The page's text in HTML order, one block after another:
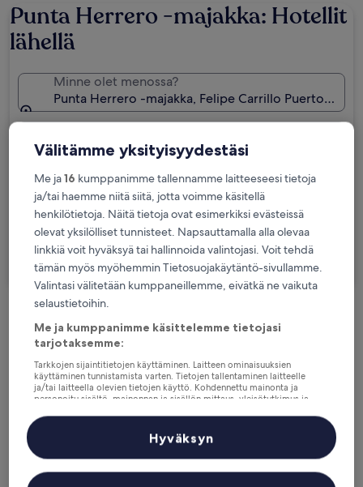
Punta Herrero -majakka: Hotellit
lähellä
Minne olet menossa?
Punta Herrero -majakka, Felipe Carrillo Puerto,
ke 19. elok. - to 20. elok.
Asiakkaat
2 matkustajaa, 1 huone
Olen lähdössä työmatkalle
Hae
Ilmaisia peruutusvaihtoehtoja, mikäli
suunnitelmat muuttuvat
Ansaitse etuja jokaisesta yöpymästäsi
yöstä
Säästä enemmän jäsenhinnoilla
Välitämme yksityisyydestäsi
Me ja16 kumppanimme tallennamme laitteeseesi tietoja
ja/tai haemme niitä siitä, jotta voimme käsitellä
henkilötietoja. Näitä tietoja ovat esimerkiksi evästeissä
olevat yksilölliset tunnisteet. Napsauttamalla alla olevaa
linkkiä voit hyväksyä tai hallinnoida valintojasi. Voit tehdä
tämän myös myöhemmin Tietosuojakäytäntö-sivullamme.
Valintasi välitetään kumppaneillemme, eivätkä ne vaikuta
selaustietoihin.
Me ja kumppanimme käsittelemme tietojasi
tarjotaksemme:
Tarkkojen sijaintitietojen käyttäminen. Laitteen ominaisuuksien
käyttäminen tunnistamista varten. Tietojen tallentaminen laitteelle
ja/tai laitteella olevien tietojen käyttö. Kohdennettu mainonta ja
personoitu sisältö, mainonnan ja sisällön mittaus, yleisötutkimus ja
Kumppanien (toimittajien) luettelo
Hyväksyn